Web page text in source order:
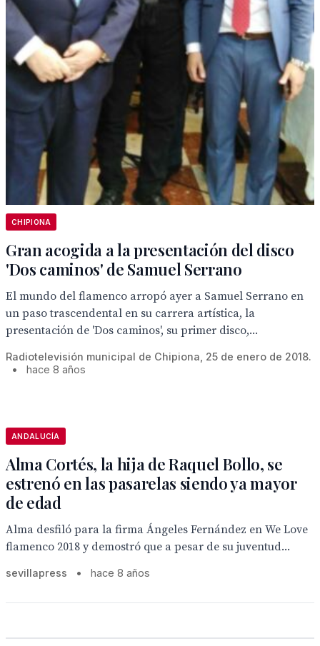
CHIPIONA
Gran acogida a la presentación del disco
'Dos caminos' de Samuel Serrano
El mundo del flamenco arropó ayer a Samuel Serrano en
un paso trascendental en su carrera artística, la
presentación de 'Dos caminos', su primer disco,...
Radiotelevisión municipal de Chipiona, 25 de enero de 2018.
•
hace 8 años
ANDALUCÍA
Alma Cortés, la hija de Raquel Bollo, se
estrenó en las pasarelas siendo ya mayor
de edad
Alma desfiló para la firma Ángeles Fernández en We Love
flamenco 2018 y demostró que a pesar de su juventud...
sevillapress • hace 8 años